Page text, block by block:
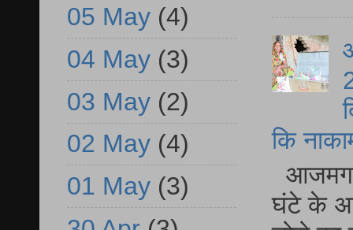
कि
घंटे के
05 May (4)
04 May (3)
03 May (2)
02 May (4)
01 May (3)